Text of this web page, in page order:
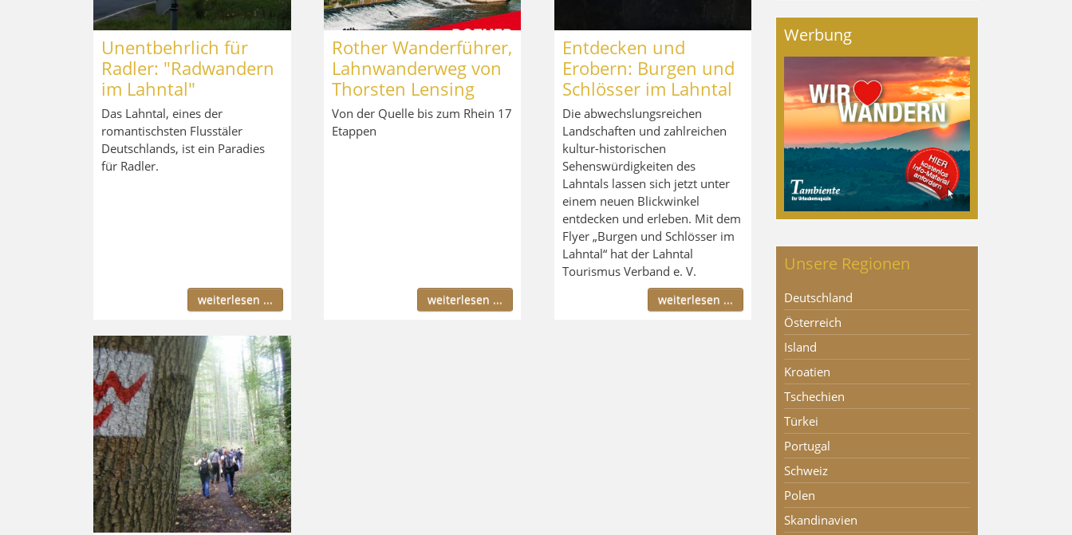
Unentbehrlich für
Radler: "Radwandern
im Lahntal"
Das Lahntal, eines der
romantischsten Flusstäler
Deutschlands, ist ein Paradies
für Radler.
weiterlesen ...
Rother Wanderführer,
Lahnwanderweg von
Thorsten Lensing
Von der Quelle bis zum Rhein 17
Etappen
weiterlesen ...
Entdecken und
Erobern: Burgen und
Schlösser im Lahntal
Die abwechslungsreichen
Landschaften und zahlreichen
kultur-historischen
Sehenswürdigkeiten des
Lahntals lassen sich jetzt unter
einem neuen Blickwinkel
entdecken und erleben. Mit dem
Flyer „Burgen und Schlösser im
Lahntal“ hat der Lahntal
Tourismus Verband e. V.
weiterlesen ...
Werbung
Unsere Regionen
Deutschland
Österreich
Island
Kroatien
Tschechien
Türkei
Portugal
Schweiz
Polen
Skandinavien